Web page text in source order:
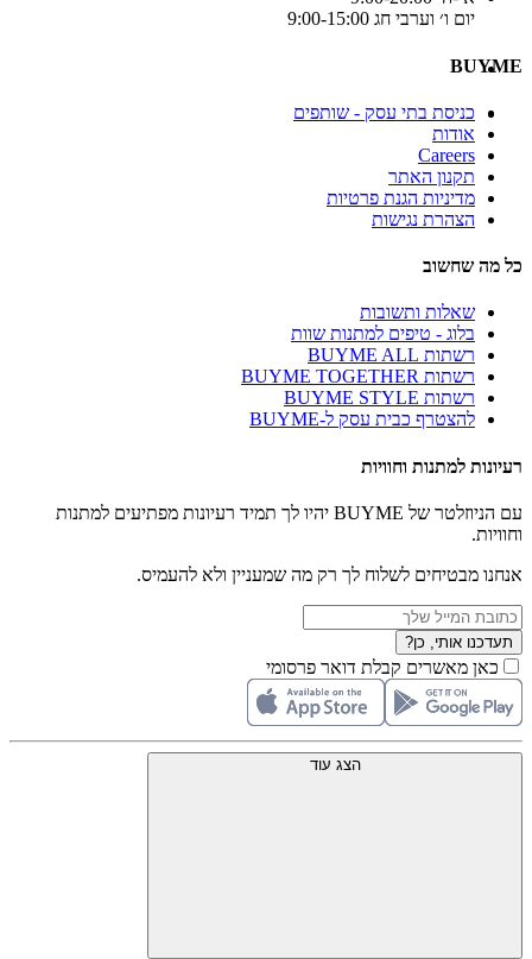
יום ו׳ וערבי חג 9:00-15:00
BUYME
כניסת בתי עסק - שותפים
אודות
Careers
תקנון האתר
מדיניות הגנת פרטיות
הצהרת נגישות
כל מה שחשוב
שאלות ותשובות
בלוג - טיפים למתנות שוות
רשתות BUYME ALL
רשתות BUYME TOGETHER
רשתות BUYME STYLE
להצטרף כבית עסק ל-BUYME
רעיונות למתנות וחוויות
עם הניוזלטר של BUYME יהיו לך תמיד רעיונות מפתיעים למתנות
וחוויות.
אנחנו מבטיחים לשלוח לך רק מה שמעניין ולא להעמיס.
תעדכנו אותי, כן?
כאן מאשרים קבלת דואר פרסומי
הצג עוד